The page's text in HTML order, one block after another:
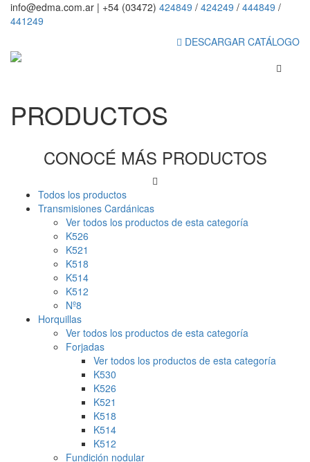
info@edma.com.ar | +54 (03472) 424849 / 424249 / 444849 /
441249
DESCARGAR CATÁLOGO
PRODUCTOS
CONOCÉ MÁS PRODUCTOS
Todos los productos
Transmisiones Cardánicas
Ver todos los productos de esta categoría
K526
K521
K518
K514
K512
Nº8
Horquillas
Ver todos los productos de esta categoría
Forjadas
Ver todos los productos de esta categoría
K530
K526
K521
K518
K514
K512
Fundición nodular